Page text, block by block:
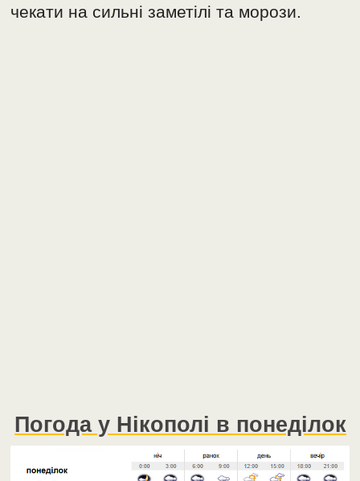
чекати на сильні заметілі та морози.
Погода у Нікополі в понеділок